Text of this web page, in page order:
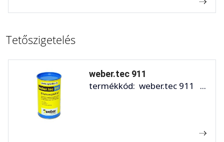
Tetőszigetelés
weber.tec 911
termékkód: weber.tec 911 ...